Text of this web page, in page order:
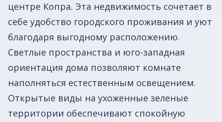
центре Копра. Эта недвижимость сочетает в
себе удобство городского проживания и уют
благодаря выгодному расположению.
Светлые пространства и юго-западная
ориентация дома позволяют комнате
наполняться естественным освещением.
Открытые виды на ухоженные зеленые
территории обеспечивают спокойную